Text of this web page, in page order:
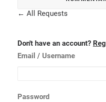
← All Requests
Don't have an account?
Email / Username
Password